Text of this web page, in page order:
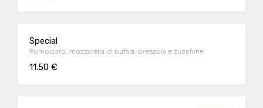
Special
Pomodoro, mozzarella di bufala, bresaola e zucchine
11.50 €